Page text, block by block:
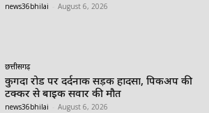
news36bhilai August 6, 2026
छत्तीसगढ़
कुगदा रोड पर दर्दनाक सड़क हादसा, पिकअप की
टक्कर से बाइक सवार की मौत
news36bhilai August 6, 2026